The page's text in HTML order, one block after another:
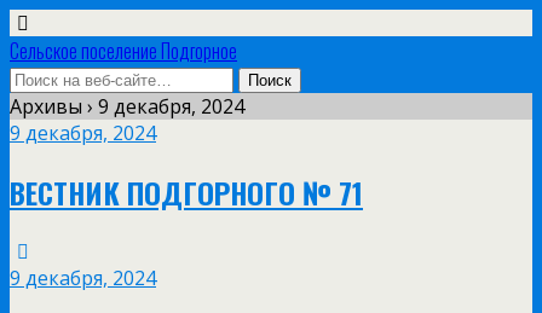
Сельское поселение Подгорное
Архивы › 9 декабря, 2024
9 декабря, 2024
ВЕСТНИК ПОДГОРНОГО № 71
9 декабря, 2024